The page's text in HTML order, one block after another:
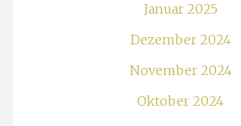
Januar 2025
Dezember 2024
November 2024
Oktober 2024